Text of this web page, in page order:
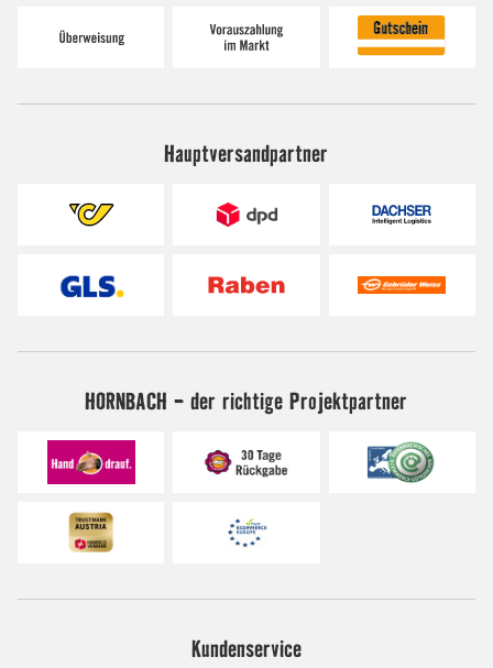
Hauptversandpartner
HORNBACH - der richtige Projektpartner
Kundenservice